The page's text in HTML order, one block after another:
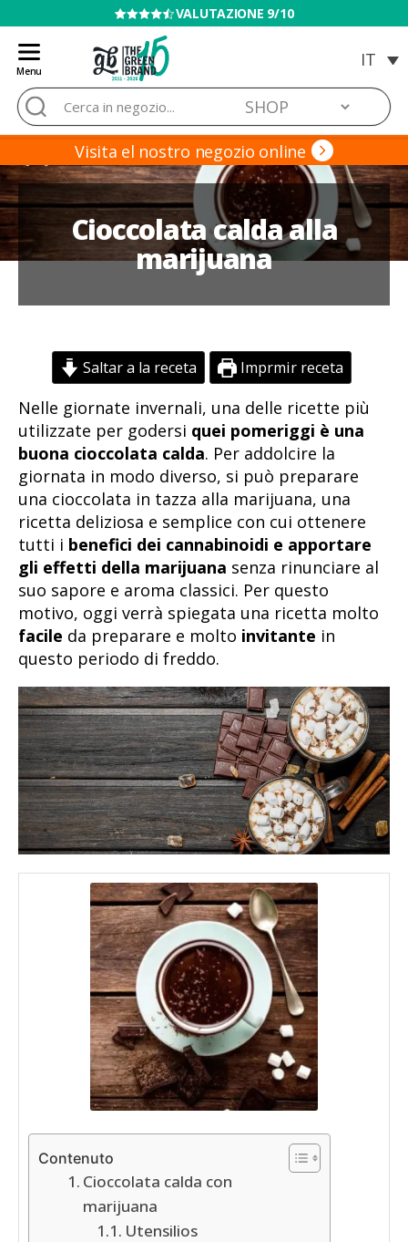
VENDITA VIETATA AI MINORI
Menu
Blog
de
Grow
Barato
Cerca:
Visita el nostro negozio online
Cioccolata calda alla
marijuana
Saltar a la receta Imprmir receta
Nelle giornate invernali, una delle ricette più
utilizzate per godersi quei pomeriggi è una
buona cioccolata calda. Per addolcire la
giornata in modo diverso, si può preparare
una cioccolata in tazza alla marijuana, una
ricetta deliziosa e semplice con cui ottenere
tutti i benefici dei cannabinoidi e apportare
gli effetti della marijuana senza rinunciare al
suo sapore e aroma classici. Per questo
motivo, oggi verrà spiegata una ricetta molto
facile da preparare e molto invitante in
questo periodo di freddo.
Contenuto
Cioccolata calda con
marijuana
Utensilios